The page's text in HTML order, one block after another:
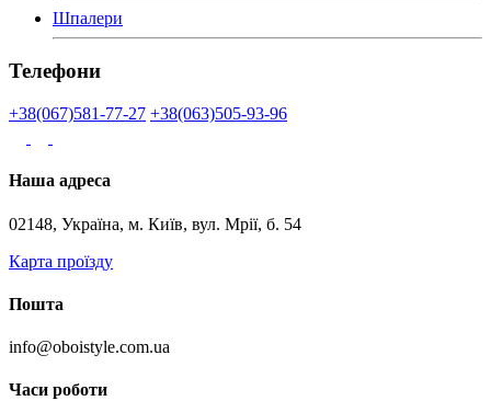
Шпалери
Телефони
+38(067)581-77-27 +38(063)505-93-96
Наша адреса
02148, Україна, м. Київ, вул. Мрії, б. 54
Карта проїзду
Пошта
info@oboistyle.com.ua
Часи роботи